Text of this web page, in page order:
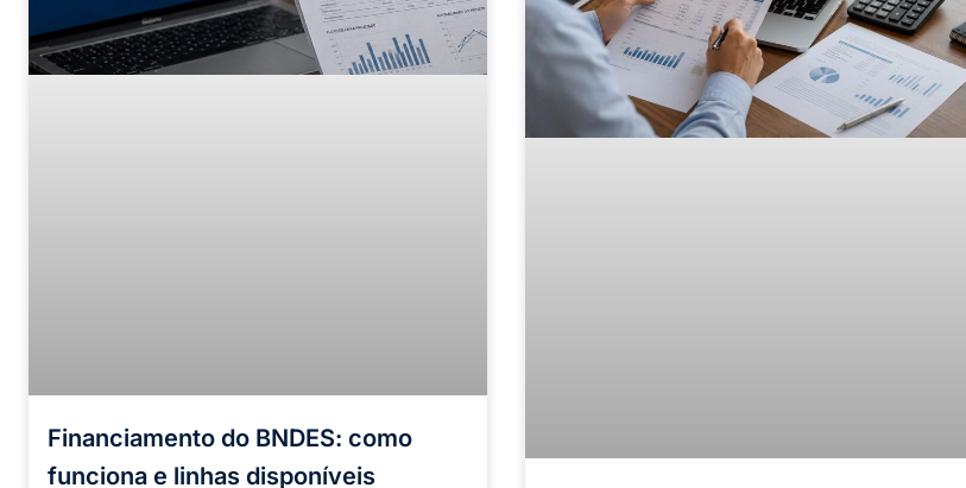
Financiamento do BNDES: como
funciona e linhas disponíveis